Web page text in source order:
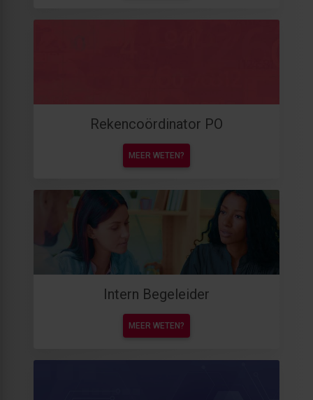
Rekencoördinator PO
MEER WETEN?
Intern Begeleider
MEER WETEN?